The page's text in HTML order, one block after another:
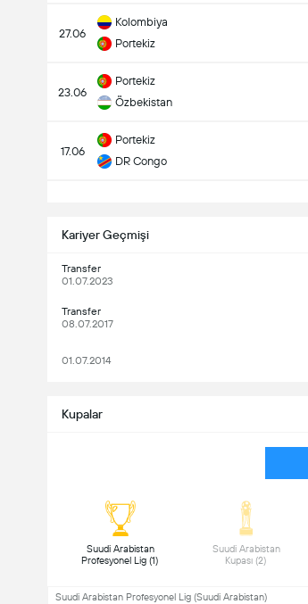
27.06
Kolombiya
Portekiz
23.06
Portekiz
Özbekistan
17.06
Portekiz
DR Congo
Kariyer Geçmişi
Transfer
01.07.2023
Transfer
08.07.2017
01.07.2014
Kupalar
Suudi Arabistan
Profesyonel Lig (1)
Suudi Arabistan
Kupası (2)
Suudi Arabistan Profesyonel Lig (Suudi Arabistan)